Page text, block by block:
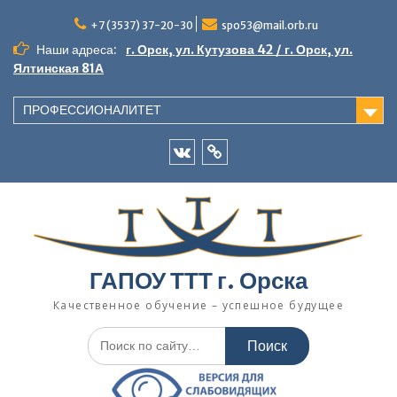
содержимому
+7 (3537) 37-20-30 spo53@mail.orb.ru
Наши адреса:
г. Орск, ул. Кутузова 42 / г. Орск, ул.
Ялтинская 81А
ПРОФЕССИОНАЛИТЕТ
ГАПОУ ТТТ г. Орска
Качественное обучение – успешное будущее
Искать: